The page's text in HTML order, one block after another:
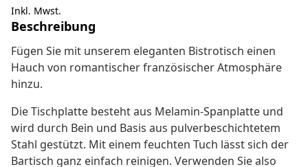
Inkl. Mwst.
Beschreibung
Fügen Sie mit unserem eleganten Bistrotisch einen
Hauch von romantischer französischer Atmosphäre
hinzu.
Die Tischplatte besteht aus Melamin-Spanplatte und
wird durch Bein und Basis aus pulverbeschichtetem
Stahl gestützt. Mit einem feuchten Tuch lässt sich der
Bartisch ganz einfach reinigen. Verwenden Sie also